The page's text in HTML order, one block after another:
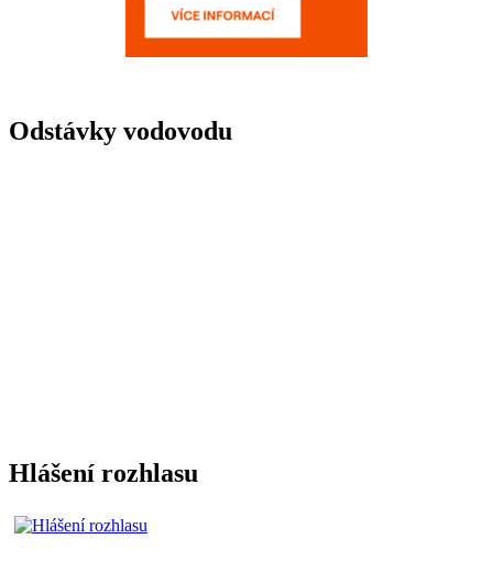
Odstávky vodovodu
Hlášení rozhlasu